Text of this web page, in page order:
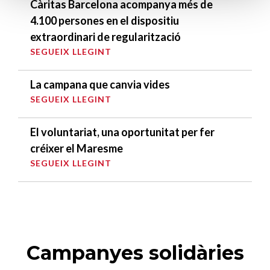
Càritas Barcelona acompanya més de
4.100 persones en el dispositiu
extraordinari de regularització
SEGUEIX LLEGINT
La campana que canvia vides
SEGUEIX LLEGINT
El voluntariat, una oportunitat per fer
créixer el Maresme
SEGUEIX LLEGINT
Campanyes solidàries